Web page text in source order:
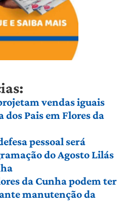
vendas iguais
dos Pais em Flores da
pessoal será
do Agosto Lilás
da Cunha podem ter
manutenção da